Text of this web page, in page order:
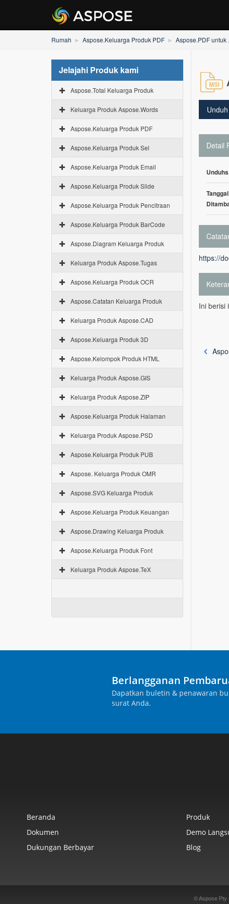
Rumah Aspose.Keluarga Produk PDF Aspose.PDF untuk
Jelajahi Produk kami
Aspose.Total Keluarga Produk
Keluarga Produk Aspose.Words
Aspose.Keluarga Produk PDF
Aspose.Keluarga Produk Sel
Aspose.Keluarga Produk Email
Aspose.Keluarga Produk Slide
Aspose.Keluarga Produk Pencitraan
Aspose.Keluarga Produk BarCode
Aspose.Diagram Keluarga Produk
Keluarga Produk Aspose.Tugas
Aspose.Keluarga Produk OCR
Aspose.Catatan Keluarga Produk
Keluarga Produk Aspose.CAD
Aspose.Keluarga Produk 3D
Aspose.Kelompok Produk HTML
Keluarga Produk Aspose.GIS
Keluarga Produk Aspose.ZIP
Aspose.Keluarga Produk Halaman
Keluarga Produk Aspose.PSD
Aspose.Keluarga Produk PUB
Aspose. Keluarga Produk OMR
Aspose.SVG Keluarga Produk
Aspose.Keluarga Produk Keuangan
Aspose.Drawing Keluarga Produk
Aspose.Keluarga Produk Font
Keluarga Produk Aspose.TeX
Unduh
Detail
Tanggal
https://
Ini berisi
Berlangganan
Dapatkan buletin & penawaran
surat Anda.
Beranda Produk
Dokumen
Demo
Dukungan Berbayar
Blog
© Aspose Pty